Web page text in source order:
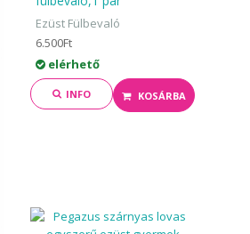
Ezüst Fülbevaló
6.500Ft
elérhető
INFO KOSÁRBA